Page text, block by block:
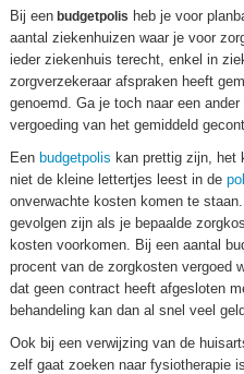
Bij een budgetpolis heb je voor
aantal ziekenhuizen waar je voor
ieder ziekenhuis terecht, enkel in
zorgverzekeraar afspraken heeft
genoemd. Ga je toch naar een
vergoeding van het gemiddeld
Een budgetpolis kan prettig zijn, het
niet de kleine lettertjes leest in de
onverwachte kosten komen te
gevolgen zijn als je bepaalde
kosten voorkomen. Bij een aantal
procent van de zorgkosten vergoed
dat geen contract heeft afgesloten
behandeling kan dan al snel veel
Ook bij een verwijzing van de
zelf gaat zoeken naar fysiotherapie